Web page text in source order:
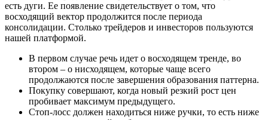
есть дуги. Ее появление свидетельствует о том, что
восходящий вектор продолжится после периода
консолидации. Столько трейдеров и инвесторов пользуются
нашей платформой.
В первом случае речь идет о восходящем тренде, во
втором – о нисходящем, которые чаще всего
продолжаются после завершения образования паттерна.
Покупку совершают, когда новый резкий рост цен
пробивает максимум предыдущего.
Стоп-лосс должен находиться ниже ручки, то есть ниже